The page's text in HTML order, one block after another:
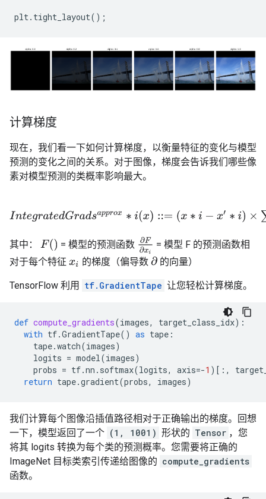
plt. tight_layout();
计算梯度
现在，我们看一下如何计算梯度，以衡量特征的变化与模型
预测的变化之间的关系。对于图像，梯度会告诉我们哪些像
素对模型预测的类概率影响最大。
其中： F() = 模型的预测函数 ∂F∂ xi
= 模型 F 的预测函数相
对于每个特征 xi 的梯度（偏导数 ∂ 的向量）
TensorFlow 利用 tf.GradientTape 让您轻松计算梯度。
def compute_gradients(images, target_class_idx):
with tf.GradientTape() as tape :
tape.watch(images)
logits = model(images)
probs = tf.nn . softmax(logits, axis=-1 )[:,
return tape.gradient(probs, images)
我们计算每个图像沿插值路径相对于正确输出的梯度。回想
一下，模型返回了一个 (1, 1001) 形状的 Tensor ，您
将其 logits 转换为每个类的预测概率。您需要将正确的
ImageNet 目标类索引传递给图像的 compute_gradients
函数。